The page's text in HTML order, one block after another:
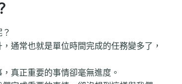
通常也就是單位時間完成的任務變多了，
真正重要的事情卻毫無進度。